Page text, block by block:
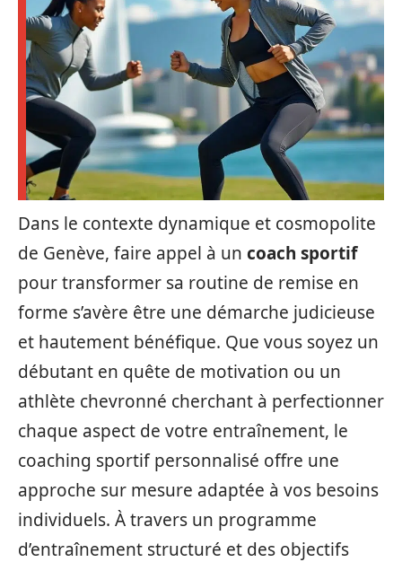
Dans le contexte dynamique et cosmopolite
de Genève, faire appel à un coach sportif
pour transformer sa routine de remise en
forme s’avère être une démarche judicieuse
et hautement bénéfique. Que vous soyez un
débutant en quête de motivation ou un
athlète chevronné cherchant à perfectionner
chaque aspect de votre entraînement, le
coaching sportif personnalisé offre une
approche sur mesure adaptée à vos besoins
individuels. À travers un programme
d’entraînement structuré et des objectifs